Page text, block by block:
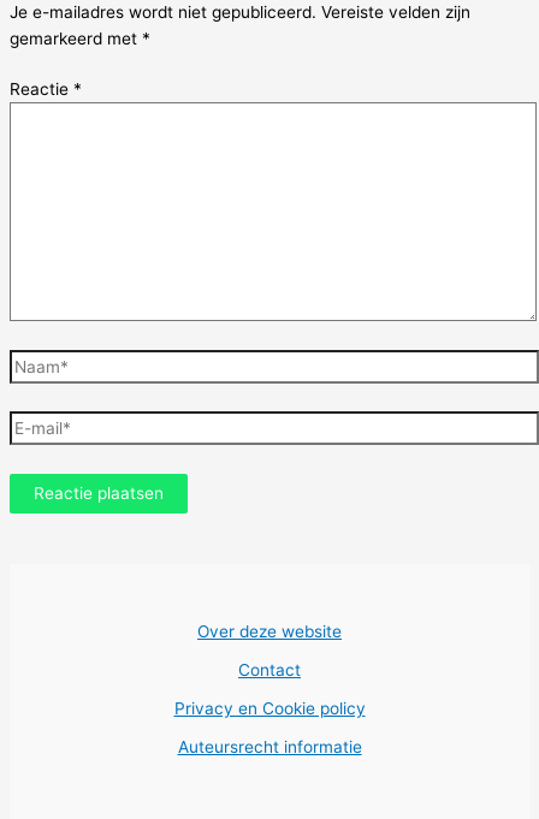
Je e-mailadres wordt niet gepubliceerd. Vereiste velden zijn
gemarkeerd met *
Reactie *
Naam*
E-
mail*
Over deze website
Contact
Privacy en Cookie policy
Auteursrecht informatie